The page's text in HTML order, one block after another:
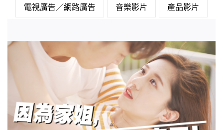
電視廣告／網路廣告 音樂影片 產品影片